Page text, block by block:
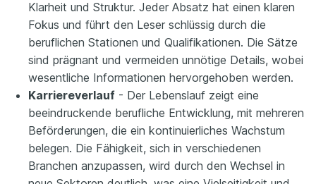
Klarheit und Struktur. Jeder Absatz hat einen klaren
Fokus und führt den Leser schlüssig durch die
beruflichen Stationen und Qualifikationen. Die Sätze
sind prägnant und vermeiden unnötige Details, wobei
wesentliche Informationen hervorgehoben werden.
Karriereverlauf - Der Lebenslauf zeigt eine
beeindruckende berufliche Entwicklung, mit mehreren
Beförderungen, die ein kontinuierliches Wachstum
belegen. Die Fähigkeit, sich in verschiedenen
Branchen anzupassen, wird durch den Wechsel in